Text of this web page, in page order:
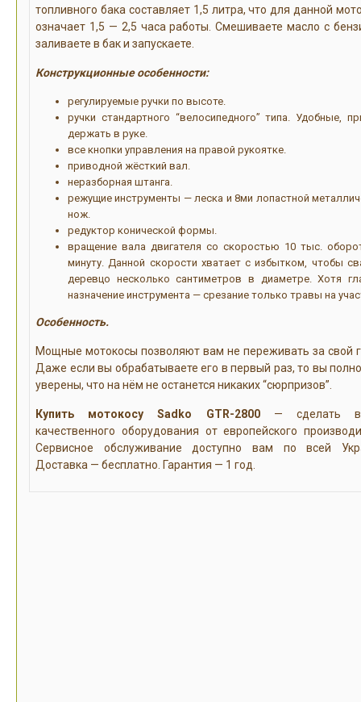
топливного бака составляет 1,5 литра, что для данной
означает 1,5 — 2,5 часа работы. Смешиваете масло с
заливаете в бак и запускаете.
Конструкционные особенности:
регулируемые ручки по высоте.
ручки стандартного “велосипедного” типа. Удобные,
держать в руке.
все кнопки управления на правой рукоятке.
приводной жёсткий вал.
неразборная штанга.
режущие инструменты — леска и 8ми лопастной
нож.
редуктор конической формы.
вращение вала двигателя со скоростью 10 тыс.
минуту. Данной скорости хватает с избытком, чтобы
деревцо несколько сантиметров в диаметре. Хотя
назначение инструмента — срезание только травы на
Особенность.
Мощные мотокосы позволяют вам не переживать за свой
Даже если вы обрабатываете его в первый раз, то вы
уверены, что на нём не останется никаких “сюрпризов”.
Купить мотокосу Sadko GTR-2800— сделать
качественного оборудования от европейского
Сервисное обслуживание доступно вам по всей
Доставка — бесплатно. Гарантия — 1 год.